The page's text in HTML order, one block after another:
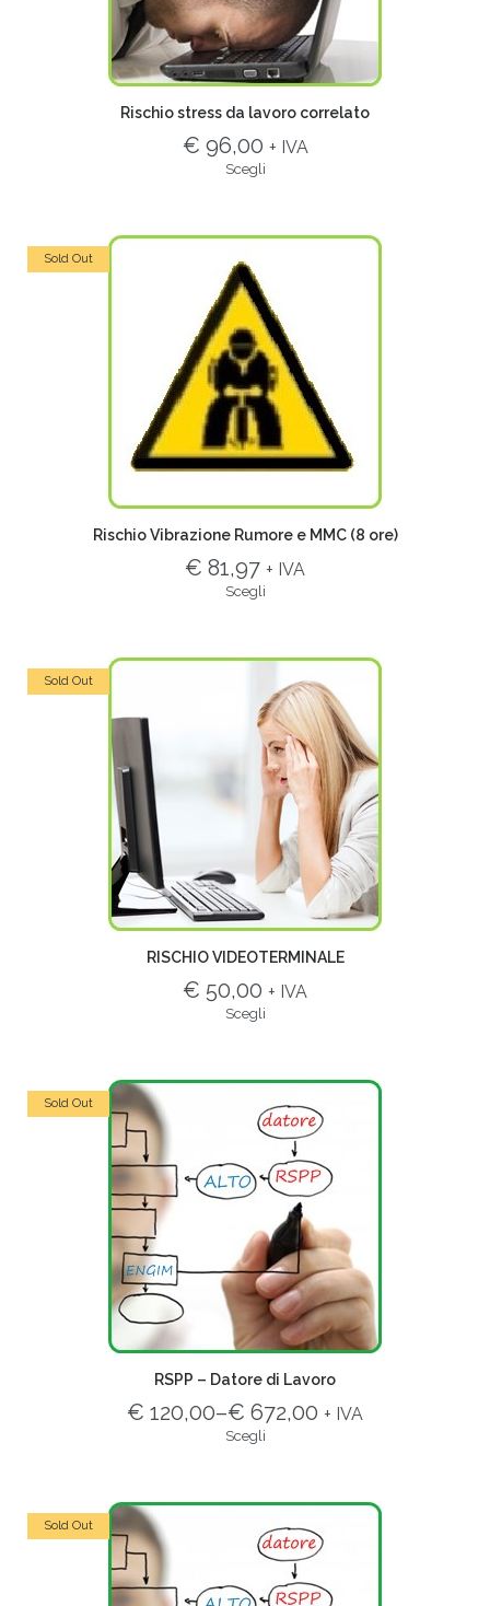
Rischio stress da lavoro correlato
€ 96,00 + IVA
Scegli
Sold Out
Rischio Vibrazione Rumore e MMC (8 ore)
€ 81,97 + IVA
Scegli
Sold Out
RISCHIO VIDEOTERMINALE
€ 50,00 + IVA
Scegli
Sold Out
RSPP – Datore di Lavoro
€ 120,00–€ 672,00 + IVA
Scegli
Sold Out